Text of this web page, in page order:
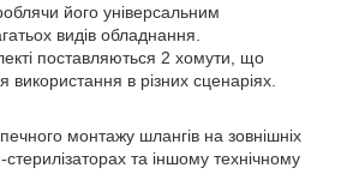
його універсальним
видів обладнання.
поставляються 2 хомути, що
використання в різних сценаріях.
монтажу шлангів на зовнішніх
та іншому технічному